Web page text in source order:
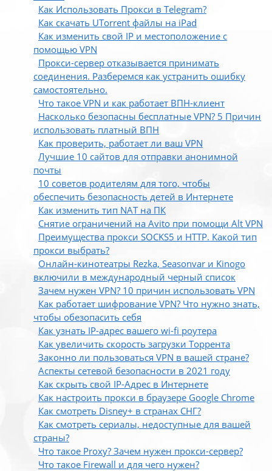
Как Использовать Прокси в Telegram?
Как скачать UTorrent файлы на iPad
Как изменить свой IP и местоположение с
помощью VPN
Прокси-сервер отказывается принимать
соединения. Разберемся как устранить ошибку
самостоятельно.
Что такое VPN и как работает ВПН-клиент
Насколько безопасны бесплатные VPN? 5 Причин
использовать платный ВПН
Как проверить, работает ли ваш VPN
Лучшие 10 сайтов для отправки анонимной
почты
10 советов родителям для того, чтобы
обеспечить безопасность детей в Интернете
Как изменить тип NAT на ПК
Снятие ограничений на Avito при помощи Alt VPN
Преимущества прокси SOCKS5 и HTTP. Какой тип
прокси выбрать?
Онлайн-кинотеатры Rezka, Seasonvar и Kinogo
включили в международный черный список
Зачем нужен VPN? 10 причин использовать VPN
Как работает шифрование VPN? Что нужно знать,
чтобы обезопасить себя
Как узнать IP-адрес вашего wi-fi роутера
Как увеличить скорость загрузки Торрента
Законно ли пользоваться VPN в вашей стране?
Аспекты сетевой безопасности в 2021 году
Как скрыть свой IP-Адрес в Интернете
Как настроить прокси в браузере Google Chrome
Как смотреть Disney+ в странах СНГ?
Как смотреть сериалы, недоступные для вашей
страны?
Что такое Proxy? Зачем нужен прокси-сервер?
Что такое Firewall и для чего нужен?